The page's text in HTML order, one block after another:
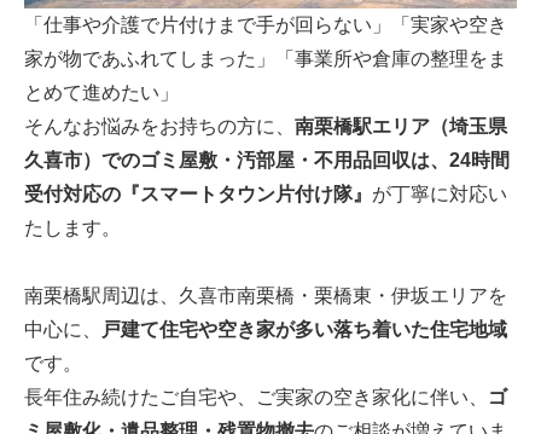
「仕事や介護で片付けまで手が回らない」「実家や空き
家が物であふれてしまった」「事業所や倉庫の整理をま
とめて進めたい」
そんなお悩みをお持ちの方に、 南栗橋駅エリア（埼玉県
久喜市）でのゴミ屋敷・汚部屋・不用品回収は、24時間
受付対応の『スマートタウン片付け隊』 が丁寧に対応い
たします。
南栗橋駅周辺は、久喜市南栗橋・栗橋東・伊坂エリアを
中心に、
戸建て住宅や空き家が多い落ち着いた住宅地域
です。
長年住み続けたご自宅や、ご実家の空き家化に伴い、
ゴ